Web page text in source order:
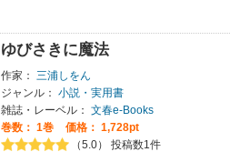
ゆびさきに魔法
作家：
三浦しをん
ジャンル： 小説・実用書
雑誌・レーベル： 文春e-Books
巻数： 1巻
価格： 1,728pt
（5.0） 投稿数1件